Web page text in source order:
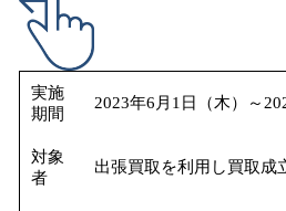
実施
期間
2023年6月1日（木）～
対象
者
出張買取を利用し買取成